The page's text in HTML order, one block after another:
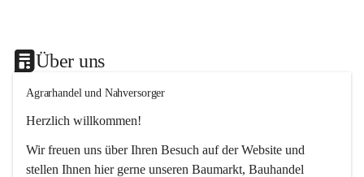
Über uns
Agrarhandel und Nahversorger
Herzlich willkommen!
Wir freuen uns über Ihren Besuch auf der Website und
stellen Ihnen hier gerne unseren Baumarkt, Bauhandel